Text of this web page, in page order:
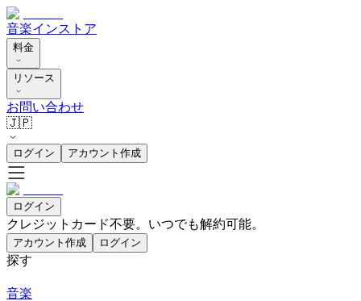
音楽インストア
料金
リソース
お問い合わせ
🇯🇵
ログイン アカウント作成
ログイン
クレジットカード不要。いつでも解約可能。
アカウント作成 ログイン
探す
音楽